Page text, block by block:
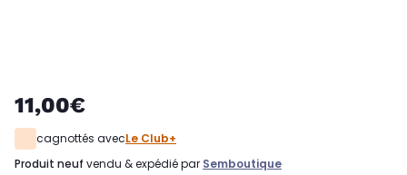
11,00€
cagnottés avecLe Club+
produit neuf vendu & expédié par Semboutique